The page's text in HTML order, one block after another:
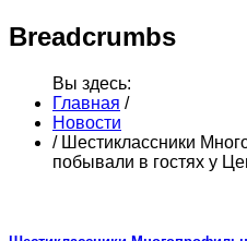
Breadcrumbs
Вы здесь:
Главная /
Новости
/ Шестиклассники
побывали в гостях у